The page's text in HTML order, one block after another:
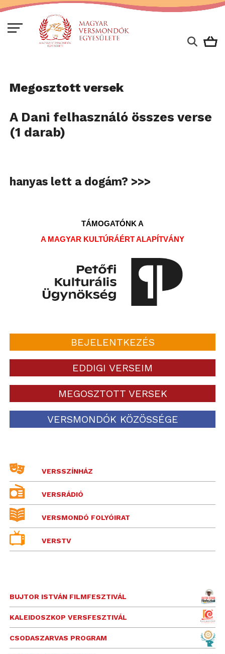
Megosztott versek
A Dani felhasználó összes verse
(1 darab)
hanyas lett a dogám? >>>
TÁMOGATÓNK A
A MAGYAR KULTÚRÁÉRT ALAPÍTVÁNY
BEJELENTKEZÉS
EDDIGI VERSEIM
MEGOSZTOTT VERSEK
VERSMONDÓK KÖZÖSSÉGE
VERSSZÍNHÁZ
VERSRÁDIÓ
VERSMONDÓ FOLYÓIRAT
VERSTV
BUJTOR ISTVÁN FILMFESZTIVÁL
KALEIDOSZKOP VERSFESZTIVÁL
CSODASZARVAS PROGRAM